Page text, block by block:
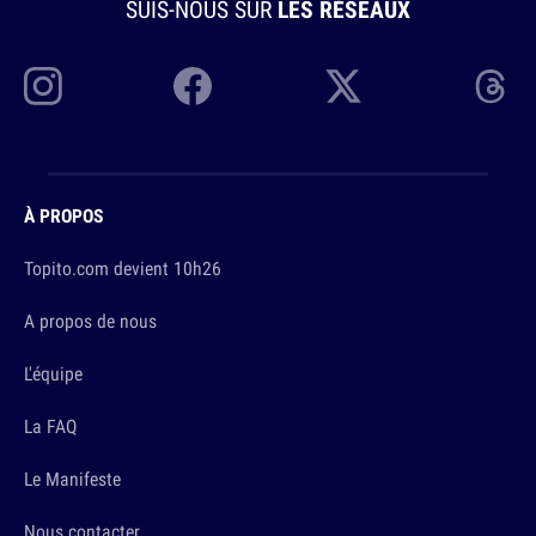
SUIS-NOUS SUR LES RÉSEAUX
À PROPOS
Topito.com devient 10h26
A propos de nous
L'équipe
La FAQ
Le Manifeste